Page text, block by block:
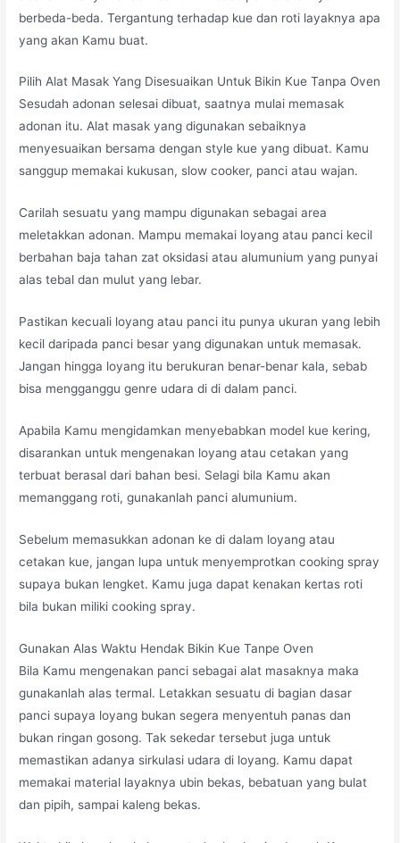
berbeda-beda. Tergantung terhadap kue dan roti layaknya apa
yang akan Kamu buat.
Pilih Alat Masak Yang Disesuaikan Untuk Bikin Kue Tanpa Oven
Sesudah adonan selesai dibuat, saatnya mulai memasak
adonan itu. Alat masak yang digunakan sebaiknya
menyesuaikan bersama dengan style kue yang dibuat. Kamu
sanggup memakai kukusan, slow cooker, panci atau wajan.
Carilah sesuatu yang mampu digunakan sebagai area
meletakkan adonan. Mampu memakai loyang atau panci kecil
berbahan baja tahan zat oksidasi atau alumunium yang punyai
alas tebal dan mulut yang lebar.
Pastikan kecuali loyang atau panci itu punya ukuran yang lebih
kecil daripada panci besar yang digunakan untuk memasak.
Jangan hingga loyang itu berukuran benar-benar kala, sebab
bisa mengganggu genre udara di di dalam panci.
Apabila Kamu mengidamkan menyebabkan model kue kering,
disarankan untuk mengenakan loyang atau cetakan yang
terbuat berasal dari bahan besi. Selagi bila Kamu akan
memanggang roti, gunakanlah panci alumunium.
Sebelum memasukkan adonan ke di dalam loyang atau
cetakan kue, jangan lupa untuk menyemprotkan cooking spray
supaya bukan lengket. Kamu juga dapat kenakan kertas roti
bila bukan miliki cooking spray.
Gunakan Alas Waktu Hendak Bikin Kue Tanpe Oven
Bila Kamu mengenakan panci sebagai alat masaknya maka
gunakanlah alas termal. Letakkan sesuatu di bagian dasar
panci supaya loyang bukan segera menyentuh panas dan
bukan ringan gosong. Tak sekedar tersebut juga untuk
memastikan adanya sirkulasi udara di loyang. Kamu dapat
memakai material layaknya ubin bekas, bebatuan yang bulat
dan pipih, sampai kaleng bekas.